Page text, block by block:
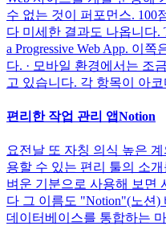
수 없는 것이 퍼포먼스. 100
다 미세한 결과도 나옵니다.
a Progressive Web App. 이
다. · 모바일 환경에서는 조
고 있습니다. 각 항목이 아
편리한 작업 관리 앱Notion
요전날 또 자칭 의식 높은
용할 수 있는 편리 툴의 소
벼운 기분으로 사용해 보면
다 그 이름도 "Notion"(노션)
데이터베이스를 통합하는